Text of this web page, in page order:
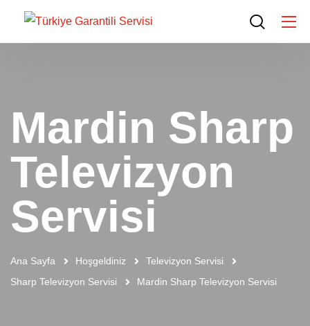
Mardin Sharp
Televizyon
Servisi
Ana Sayfa Hoşgeldiniz
Televizyon Servisi
Sharp Televizyon Servisi
Mardin Sharp Televizyon Servisi